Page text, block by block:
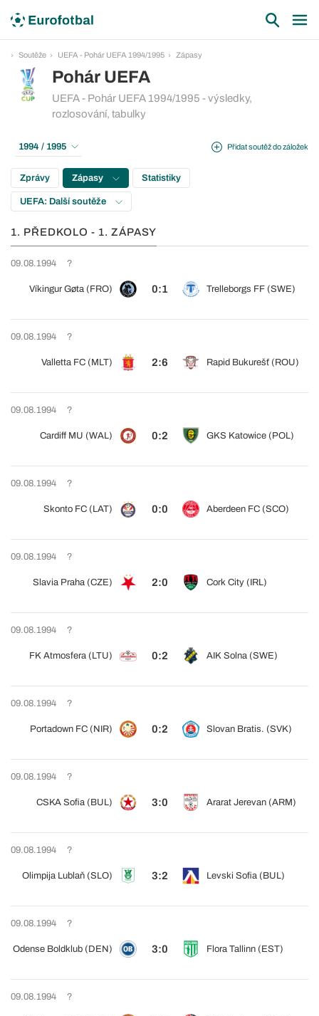
Soutěže UEFA - Pohár UEFA 1994/1995 Zápasy
Pohár UEFA
UEFA - Pohár UEFA 1994/1995 - výsledky,
rozlosování, tabulky
Přidat soutěž do záložek
1994 / 1995
Zprávy Zápasy Statistiky
UEFA: Další soutěže
1. PŘEDKOLO - 1. ZÁPASY
09.08.1994 ?
Víkingur Gøta (FRO) 0:1 Trelleborgs FF (SWE)
09.08.1994 ?
Valletta FC (MLT) 2:6 Rapid Bukurešť (ROU)
09.08.1994 ?
Cardiff MU (WAL) 0:2 GKS Katowice (POL)
09.08.1994 ?
Skonto FC (LAT) 0:0 Aberdeen FC (SCO)
09.08.1994 ?
Slavia Praha (CZE) 2:0 Cork City (IRL)
09.08.1994 ?
FK Atmosfera (LTU) 0:2 AIK Solna (SWE)
09.08.1994 ?
Portadown FC (NIR) 0:2 Slovan Bratis. (SVK)
09.08.1994 ?
CSKA Sofia (BUL) 3:0 Ararat Jerevan (ARM)
09.08.1994 ?
Olimpija Lublaň (SLO) 3:2 Levski Sofia (BUL)
09.08.1994 ?
Odense Boldklub (DEN) 3:0 Flora Tallinn (EST)
09.08.1994 ?